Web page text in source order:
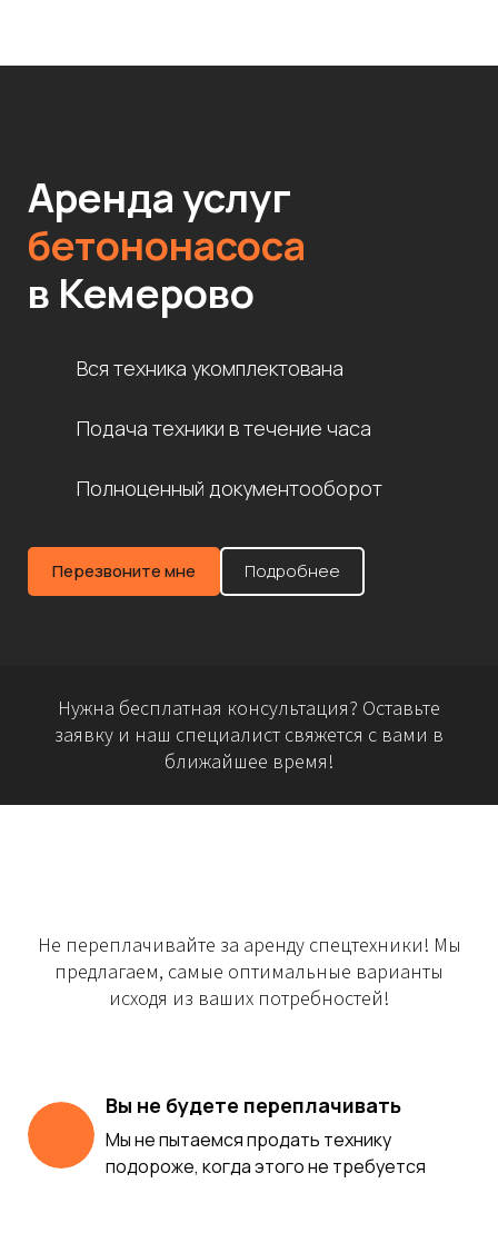
Аренда услуг
бетононасоса
в Кемерово
Вся техника укомплектована
Подача техники в течение часа
Полноценный документооборот
Перезвоните мне Подробнее
Нужна бесплатная консультация? Оставьте
заявку и наш специалист свяжется с вами в
ближайшее время!
Не переплачивайте за аренду спецтехники! Мы
предлагаем, самые оптимальные варианты
исходя из ваших потребностей!
Вы не будете переплачивать
Мы не пытаемся продать технику
подороже, когда этого не требуется